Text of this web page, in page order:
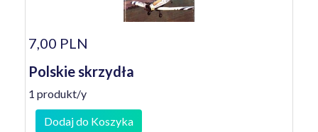
7,00 PLN
Polskie skrzydła
1 produkt/y
Dodaj do Koszyka